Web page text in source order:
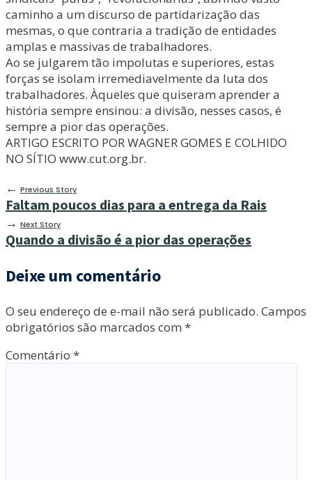
caminho a um discurso de partidarização das
mesmas, o que contraria a tradição de entidades
amplas e massivas de trabalhadores.
Ao se julgarem tão impolutas e superiores, estas
forças se isolam irremediavelmente da luta dos
trabalhadores. Àqueles que quiseram aprender a
história sempre ensinou: a divisão, nesses casos, é
sempre a pior das operações.
ARTIGO ESCRITO POR WAGNER GOMES E COLHIDO
NO SÍTIO www.cut.org.br.
← Previous Story
Faltam poucos dias para a entrega da Rais
→ Next Story
Quando a divisão é a pior das operações
Deixe um comentário
O seu endereço de e-mail não será publicado. Campos
obrigatórios são marcados com *
Comentário *